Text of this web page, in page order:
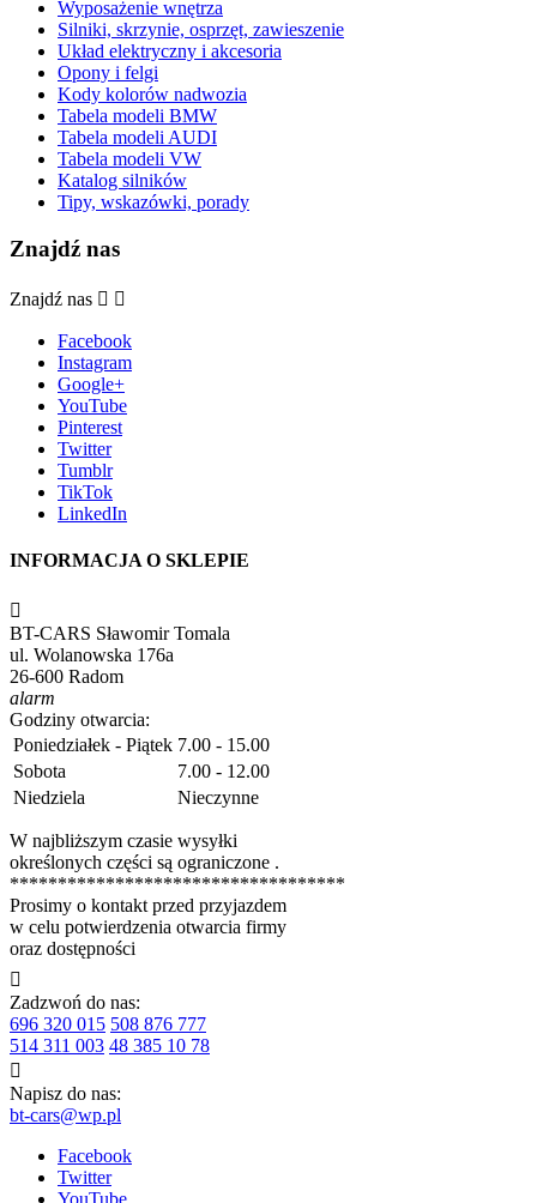
Wyposażenie wnętrza
Silniki, skrzynie, osprzęt, zawieszenie
Układ elektryczny i akcesoria
Opony i felgi
Kody kolorów nadwozia
Tabela modeli BMW
Tabela modeli AUDI
Tabela modeli VW
Katalog silników
Tipy, wskazówki, porady
Znajdź nas
Znajdź nas  
Facebook
Instagram
Google+
YouTube
Pinterest
Twitter
Tumblr
TikTok
LinkedIn
INFORMACJA O SKLEPIE

BT-CARS Sławomir Tomala
ul. Wolanowska 176a
26-600 Radom
alarm
Godziny otwarcia:
Poniedziałek - Piątek 7.00 - 15.00
Sobota
7.00 - 12.00
Niedziela
Nieczynne
W najbliższym czasie wysyłki
określonych części są ograniczone .
***********************************
Prosimy o kontakt przed przyjazdem
w celu potwierdzenia otwarcia firmy
oraz dostępności

Zadzwoń do nas:
696 320 015 508 876 777
514 311 003 48 385 10 78

Napisz do nas:
bt-cars@wp.pl
Facebook
Twitter